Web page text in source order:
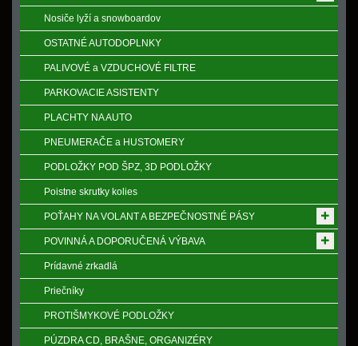
Nosiče lyží a snowboardov
OSTATNÉ AUTODOPLNKY
PALIVOVÉ a VZDUCHOVÉ FILTRE
PARKOVACIE ASISTENTY
PLACHTY NA AUTO
PNEUMERAČE a HUSTOMERY
PODLOŽKY POD ŠPZ, 3D PODLOŽKY
Poistne skrutky kolies
POŤAHY NA VOLANT A BEZPEČNOSTNÉ PÁSY
POVINNÁ A DOPORUČENÁ VÝBAVA
Prídavné zrkadlá
Priečníky
PROTIŠMYKOVÉ PODLOŽKY
PÚZDRA CD, BRAŠNE, ORGANIZÉRY